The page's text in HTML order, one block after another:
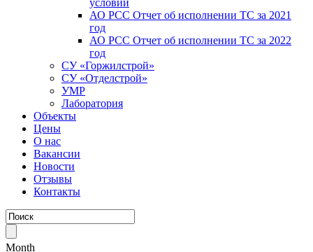
условий
АО РСС Отчет об исполнении ТС за 2021
год
АО РСС Отчет об исполнении ТС за 2022
год
СУ «Горжилстрой»
СУ «Отделстрой»
УМР
Лаборатория
Объекты
Цены
О нас
Вакансии
Новости
Отзывы
Контакты
Month